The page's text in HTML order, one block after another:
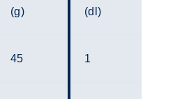
(g)
(dl)
45 1